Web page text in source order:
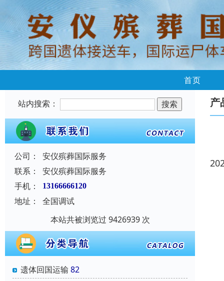
首页
站内搜索：
公司：
安仪殡葬国际服务
联系：
安仪殡葬国际服务
手机：
13166666120
地址：
全国调试
本站共被浏览过 9426939 次
遗体回国运输 82
产